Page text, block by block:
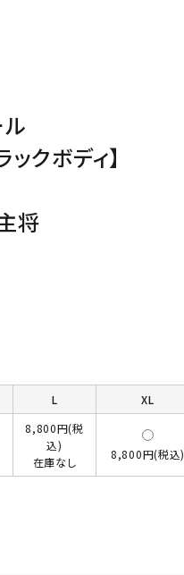
クボディ】
将
L XL
8,800円(税
込)
在庫なし
8,800円(税込)